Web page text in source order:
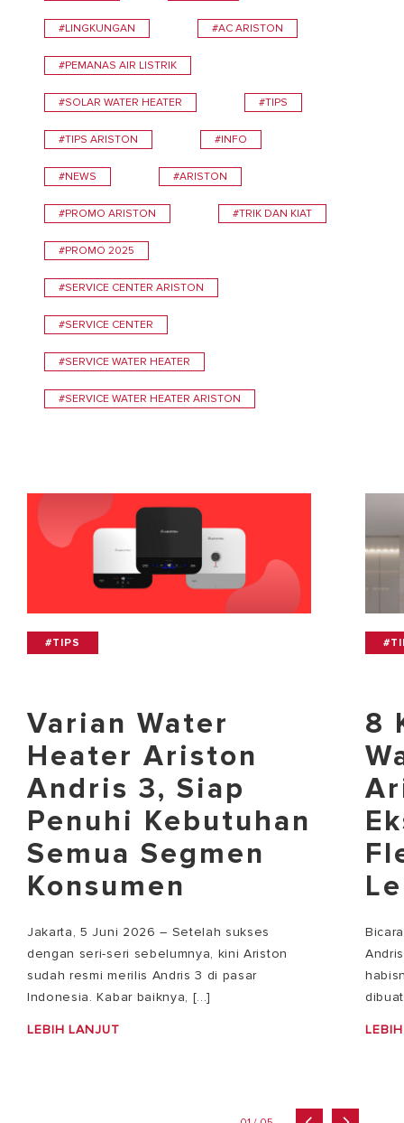
#LINGKUNGAN #AC ARISTON
#PEMANAS AIR LISTRIK
#SOLAR WATER HEATER #TIPS
#TIPS ARISTON #INFO
#NEWS #ARISTON
#PROMO ARISTON #TRIK DAN KIAT
#PROMO 2025
#SERVICE CENTER ARISTON
#SERVICE CENTER
#SERVICE WATER HEATER
#SERVICE WATER HEATER ARISTON
#TIPS
Varian Water
Heater Ariston
Andris 3, Siap
Penuhi Kebutuhan
Semua Segmen
Konsumen
Jakarta, 5 Juni 2026 – Setelah sukses
dengan seri-seri sebelumnya, kini Ariston
sudah resmi merilis Andris 3 di pasar
Indonesia. Kabar baiknya, [...]
LEBIH LANJUT
8